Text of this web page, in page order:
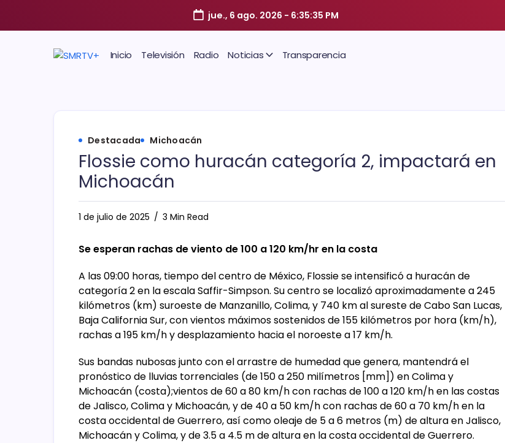
jue., 6 ago. 2026 - 6:35:36 PM
Inicio Televisión Radio Noticias Transparencia
Destacada Michoacán
Flossie como huracán categoría 2, impactará en
Michoacán
1 de julio de 2025 3 Min Read
Se esperan rachas de viento de 100 a 120 km/hr en la costa
A las 09:00 horas, tiempo del centro de México, Flossie se intensificó a huracán de
categoría 2 en la escala Saffir-Simpson. Su centro se localizó aproximadamente a 245
kilómetros (km) suroeste de Manzanillo, Colima, y 740 km al sureste de Cabo San Lucas,
Baja California Sur, con vientos máximos sostenidos de 155 kilómetros por hora (km/h),
rachas a 195 km/h y desplazamiento hacia el noroeste a 17 km/h.
Sus bandas nubosas junto con el arrastre de humedad que genera, mantendrá el
pronóstico de lluvias torrenciales (de 150 a 250 milímetros [mm]) en Colima y
Michoacán (costa);vientos de 60 a 80 km/h con rachas de 100 a 120 km/h en las costas
de Jalisco, Colima y Michoacán, y de 40 a 50 km/h con rachas de 60 a 70 km/h en la
costa occidental de Guerrero, así como oleaje de 5 a 6 metros (m) de altura en Jalisco,
Michoacán y Colima, y de 3.5 a 4.5 m de altura en la costa occidental de Guerrero.